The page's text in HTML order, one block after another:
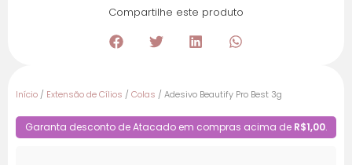
Compartilhe este produto
Início / Extensão de Cílios / Colas / Adesivo Beautify Pro Best 3g
Garanta desconto de Atacado em compras acima de R$1,00.